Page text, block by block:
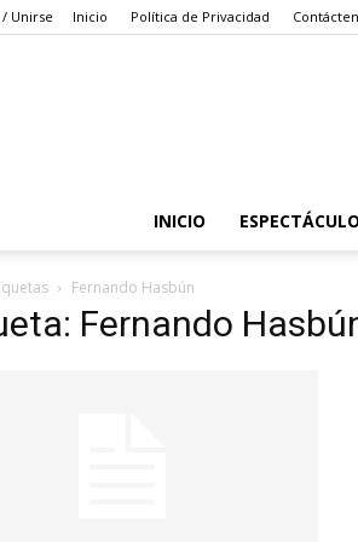
Unirse Inicio Política de Privacidad
INICIO
Fernando Hasbún
Fernando